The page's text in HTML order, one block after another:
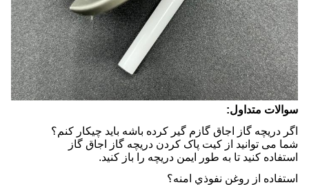
سوالات متداول:
اگر دریچه گاز اجاق گازم گیر کرده باشه باید چیکار کنم؟
شما می توانید از کیت پاک کردن دریچه گاز اجاق گاز
استفاده کنید تا به طور ایمن دریچه را باز کنید.
استفاده از روغن نفوذي امنه؟